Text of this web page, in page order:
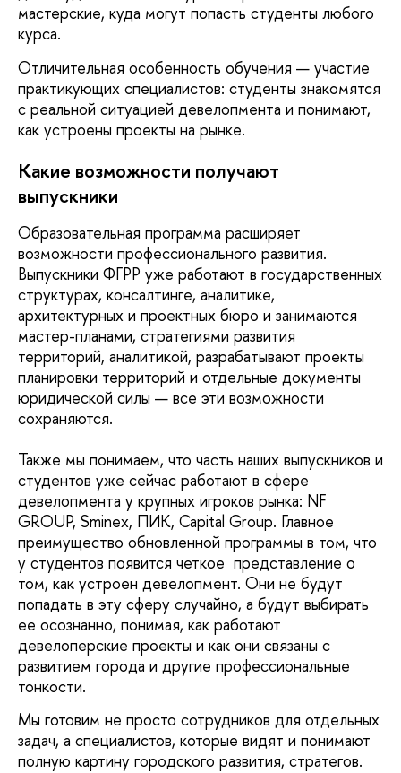
мастерские, куда могут попасть студенты любого
курса.
Отличительная особенность обучения — участие
практикующих специалистов: студенты знакомятся
с реальной ситуацией девелопмента и понимают,
как устроены проекты на рынке.
Какие возможности получают
выпускники
Образовательная программа расширяет
возможности профессионального развития.
Выпускники ФГРР уже работают в государственных
структурах, консалтинге, аналитике,
архитектурных и проектных бюро и занимаются
мастер-планами, стратегиями развития
территорий, аналитикой, разрабатывают проекты
планировки территорий и отдельные документы
юридической силы — все эти возможности
сохраняются.
Также мы понимаем, что часть наших выпускников и
студентов уже сейчас работают в сфере
девелопмента у крупных игроков рынка: NF
GROUP, Sminex, ПИК, Capital Group. Главное
преимущество обновленной программы в том, что
у студентов появится четкое представление о
том, как устроен девелопмент. Они не будут
попадать в эту сферу случайно, а будут выбирать
ее осознанно, понимая, как работают
девелоперские проекты и как они связаны с
развитием города и другие профессиональные
тонкости.
Мы готовим не просто сотрудников для отдельных
задач, а специалистов, которые видят и понимают
полную картину городского развития, стратегов.